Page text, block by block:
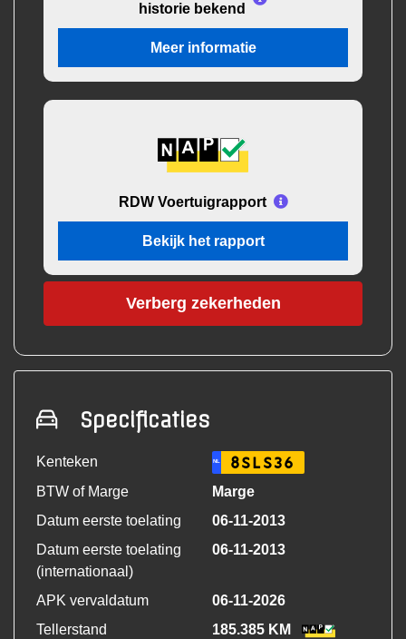
historie bekend
Meer informatie
RDW Voertuigrapport
Bekijk het rapport
Verberg zekerheden
Specificaties
Kenteken NL 8SLS36
BTW of Marge
Marge
Datum eerste toelating
06-11-2013
Datum eerste toelating
(internationaal)
06-11-2013
APK vervaldatum
06-11-2026
Tellerstand
185.385 KM